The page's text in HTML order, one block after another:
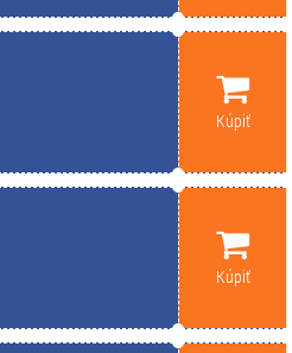
Kúpiť
Kúpiť